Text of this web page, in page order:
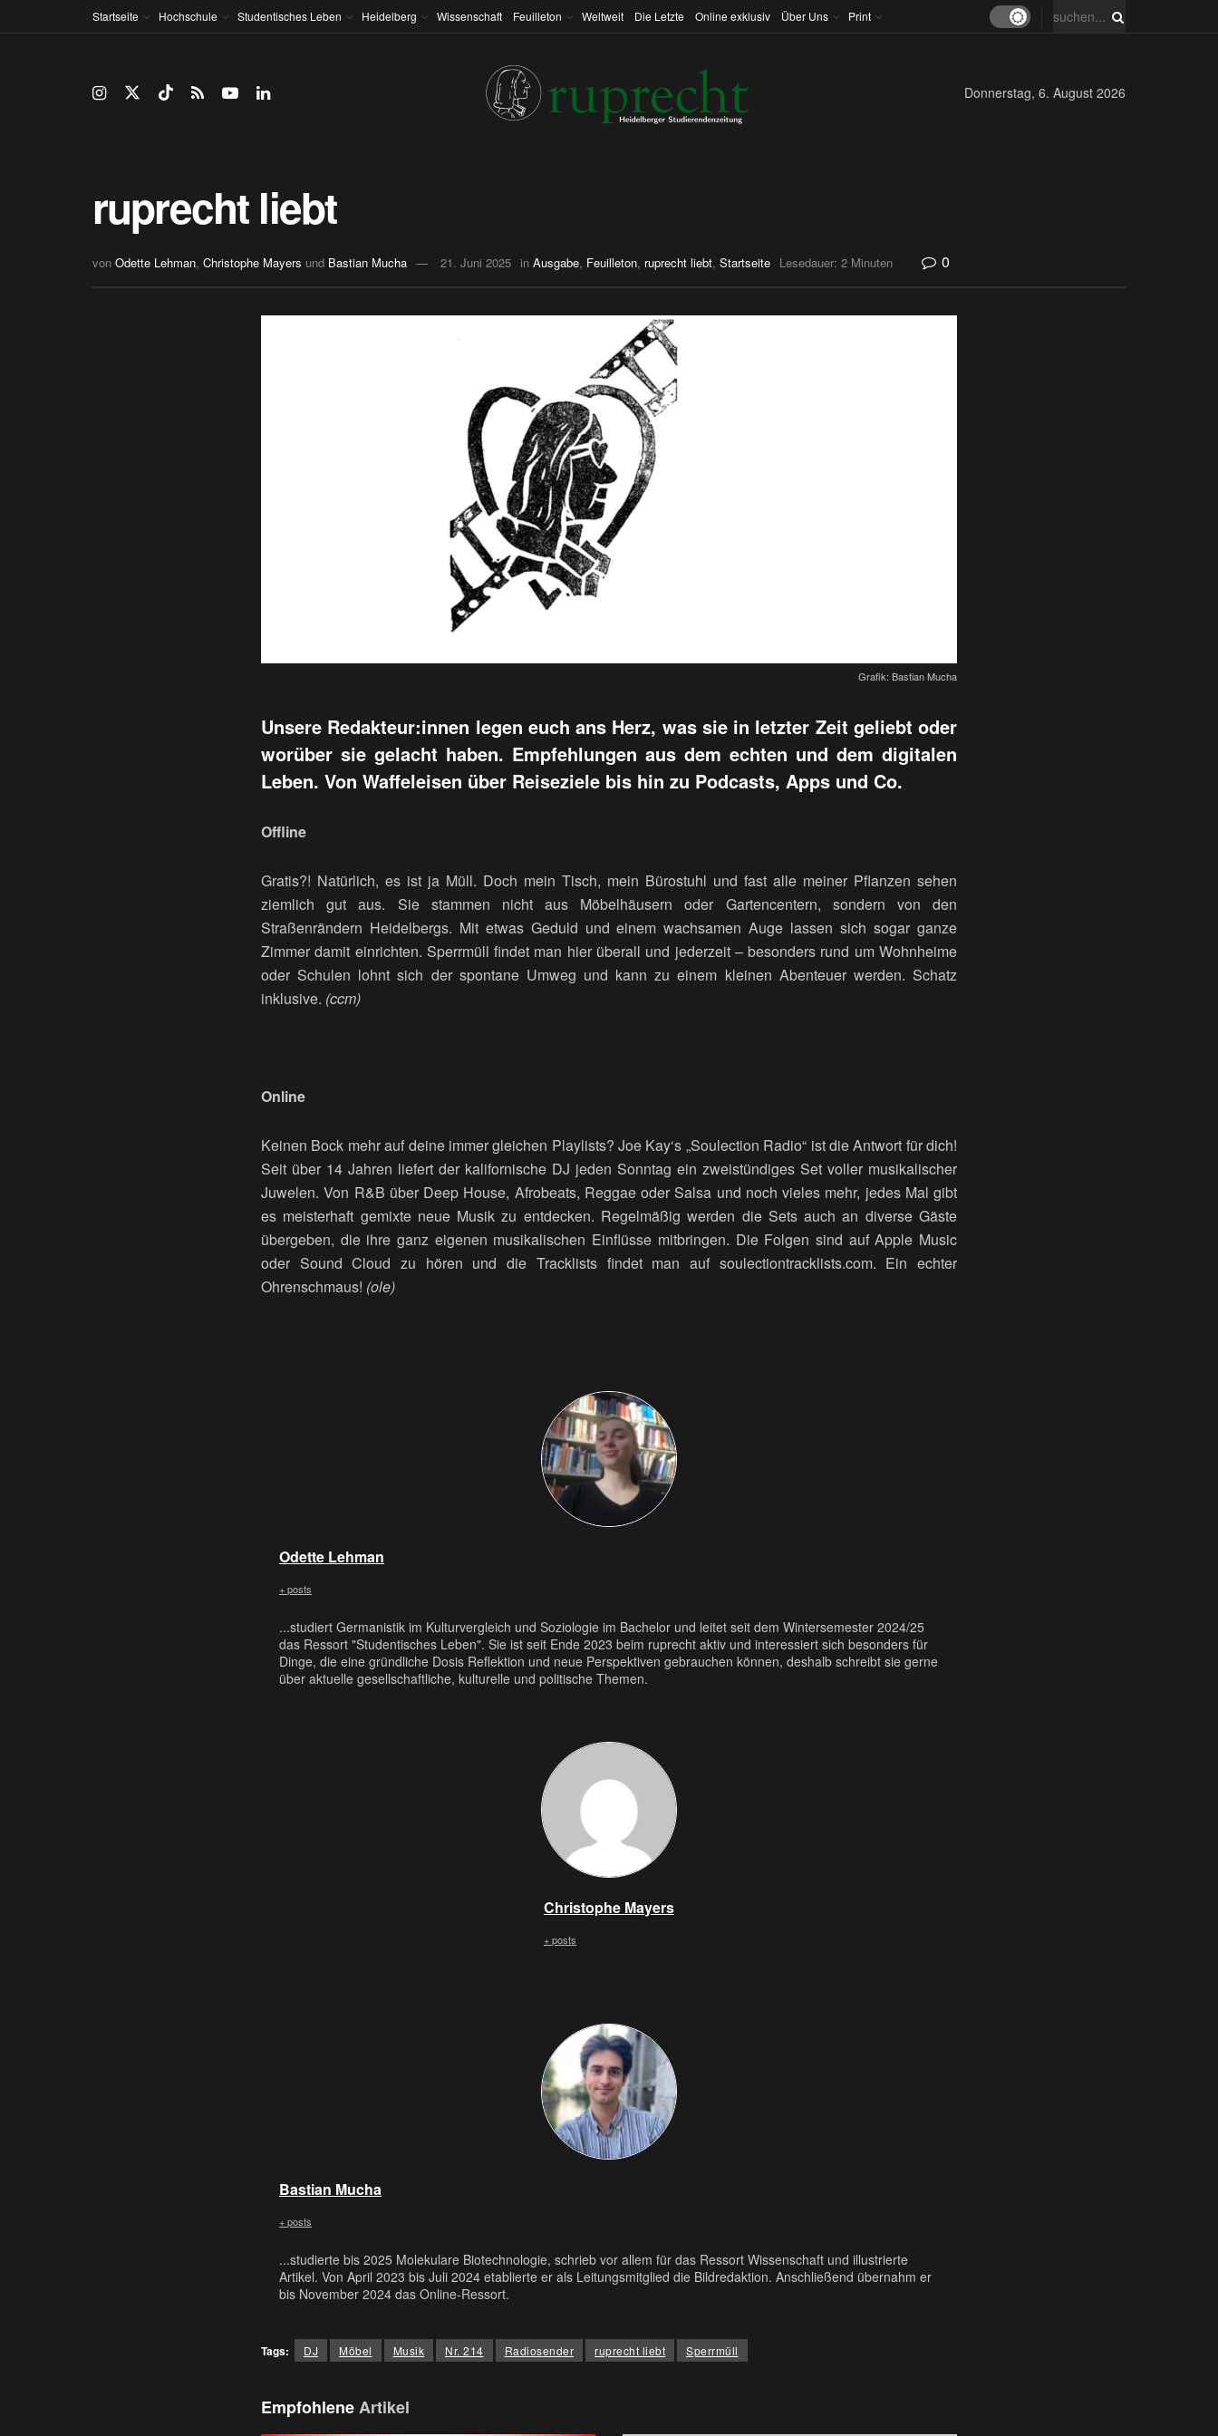
Startseite Hochschule Studentisches Leben Heidelberg Wissenschaft Feuilleton Weltweit Die Letzte Online exklusiv Über Uns Print
Donnerstag, 6. August 2026
ruprecht liebt
von Odette Lehman, Christophe Mayers und Bastian Mucha 21. Juni 2025 in Ausgabe, Feuilleton, ruprecht liebt, Startseite Lesedauer: 2 Minuten 0
Grafik: Bastian Mucha
Unsere Redakteur:innen legen euch ans Herz, was sie in letzter Zeit geliebt oder
worüber sie gelacht haben. Empfehlungen aus dem echten und dem digitalen
Leben. Von Waffeleisen über Reiseziele bis hin zu Podcasts, Apps und Co.
Offline
Gratis?! Natürlich, es ist ja Müll. Doch mein Tisch, mein Bürostuhl und fast alle meiner Pflanzen sehen
ziemlich gut aus. Sie stammen nicht aus Möbelhäusern oder Gartencentern, sondern von den
Straßenrändern Heidelbergs. Mit etwas Geduld und einem wachsamen Auge lassen sich sogar ganze
Zimmer damit einrichten. Sperrmüll findet man hier überall und jederzeit – besonders rund um Wohnheime
oder Schulen lohnt sich der spontane Umweg und kann zu einem kleinen Abenteuer werden. Schatz
inklusive. (ccm)
Online
Keinen Bock mehr auf deine immer gleichen Playlists? Joe Kay‘s „Soulection Radio“ ist die Antwort für dich!
Seit über 14 Jahren liefert der kalifornische DJ jeden Sonntag ein zweistündiges Set voller musikalischer
Juwelen. Von R&B über Deep House, Afrobeats, Reggae oder Salsa und noch vieles mehr, jedes Mal gibt
es meisterhaft gemixte neue Musik zu entdecken. Regelmäßig werden die Sets auch an diverse Gäste
übergeben, die ihre ganz eigenen musikalischen Einflüsse mitbringen. Die Folgen sind auf Apple Music
oder Sound Cloud zu hören und die Tracklists findet man auf soulectiontracklists.com. Ein echter
Ohrenschmaus! (ole)
Odette Lehman
+ posts
...studiert Germanistik im Kulturvergleich und Soziologie im Bachelor und leitet seit dem Wintersemester 2024/25
das Ressort "Studentisches Leben". Sie ist seit Ende 2023 beim ruprecht aktiv und interessiert sich besonders für
Dinge, die eine gründliche Dosis Reflektion und neue Perspektiven gebrauchen können, deshalb schreibt sie gerne
über aktuelle gesellschaftliche, kulturelle und politische Themen.
Christophe Mayers
+ posts
Bastian Mucha
+ posts
...studierte bis 2025 Molekulare Biotechnologie, schrieb vor allem für das Ressort Wissenschaft und illustrierte
Artikel. Von April 2023 bis Juli 2024 etablierte er als Leitungsmitglied die Bildredaktion. Anschließend übernahm er
bis November 2024 das Online-Ressort.
Tags: DJ Möbel Musik Nr. 214 Radiosender ruprecht liebt Sperrmüll
EmpfohleneArtikel